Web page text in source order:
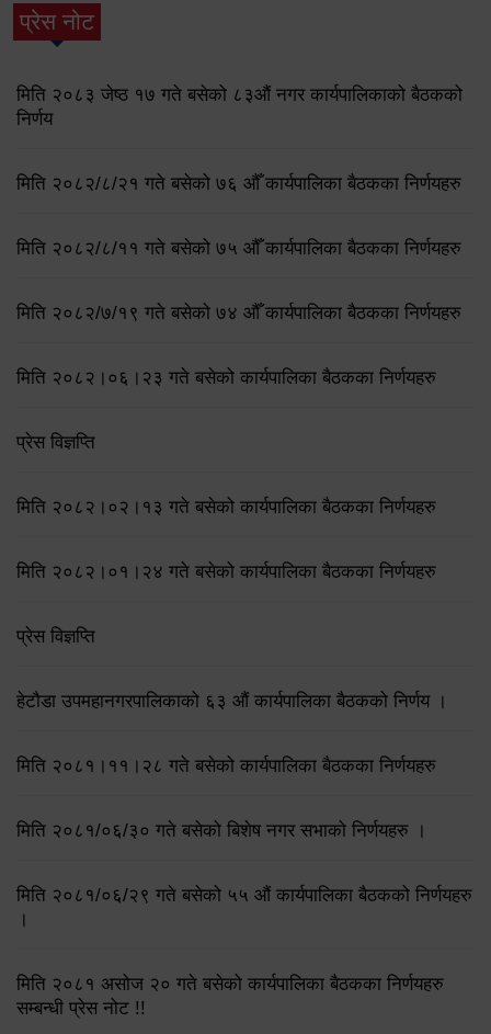
प्रेस नोट
मिति २०८३ जेष्ठ १७ गते बसेको ८३औं नगर कार्यपालिकाको बैठकको
निर्णय
मिति २०८२/८/२१ गते बसेको ७६ औँ कार्यपालिका बैठकका निर्णयहरु
मिति २०८२/८/११ गते बसेको ७५ औँ कार्यपालिका बैठकका निर्णयहरु
मिति २०८२/७/१९ गते बसेको ७४ औँ कार्यपालिका बैठकका निर्णयहरु
मिति २०८२।०६।२३ गते बसेको कार्यपालिका बैठकका निर्णयहरु
प्रेस विज्ञप्ति
मिति २०८२।०२।१३ गते बसेको कार्यपालिका बैठकका निर्णयहरु
मिति २०८२।०१।२४ गते बसेको कार्यपालिका बैठकका निर्णयहरु
प्रेस विज्ञप्ति
हेटौडा उपमहानगरपालिकाको ६३ औं कार्यपालिका बैठकको निर्णय ।
मिति २०८१।११।२८ गते बसेको कार्यपालिका बैठकका निर्णयहरु
मिति २०८१/०६/३० गते बसेको बिशेष नगर सभाको निर्णयहरु ।
मिति २०८१/०६/२९ गते बसेको ५५ औं कार्यपालिका बैठकको निर्णयहरु
।
मिति २०८१ असोज २० गते बसेको कार्यपालिका बैठकका निर्णयहरु
सम्बन्धी प्रेस नोट !!